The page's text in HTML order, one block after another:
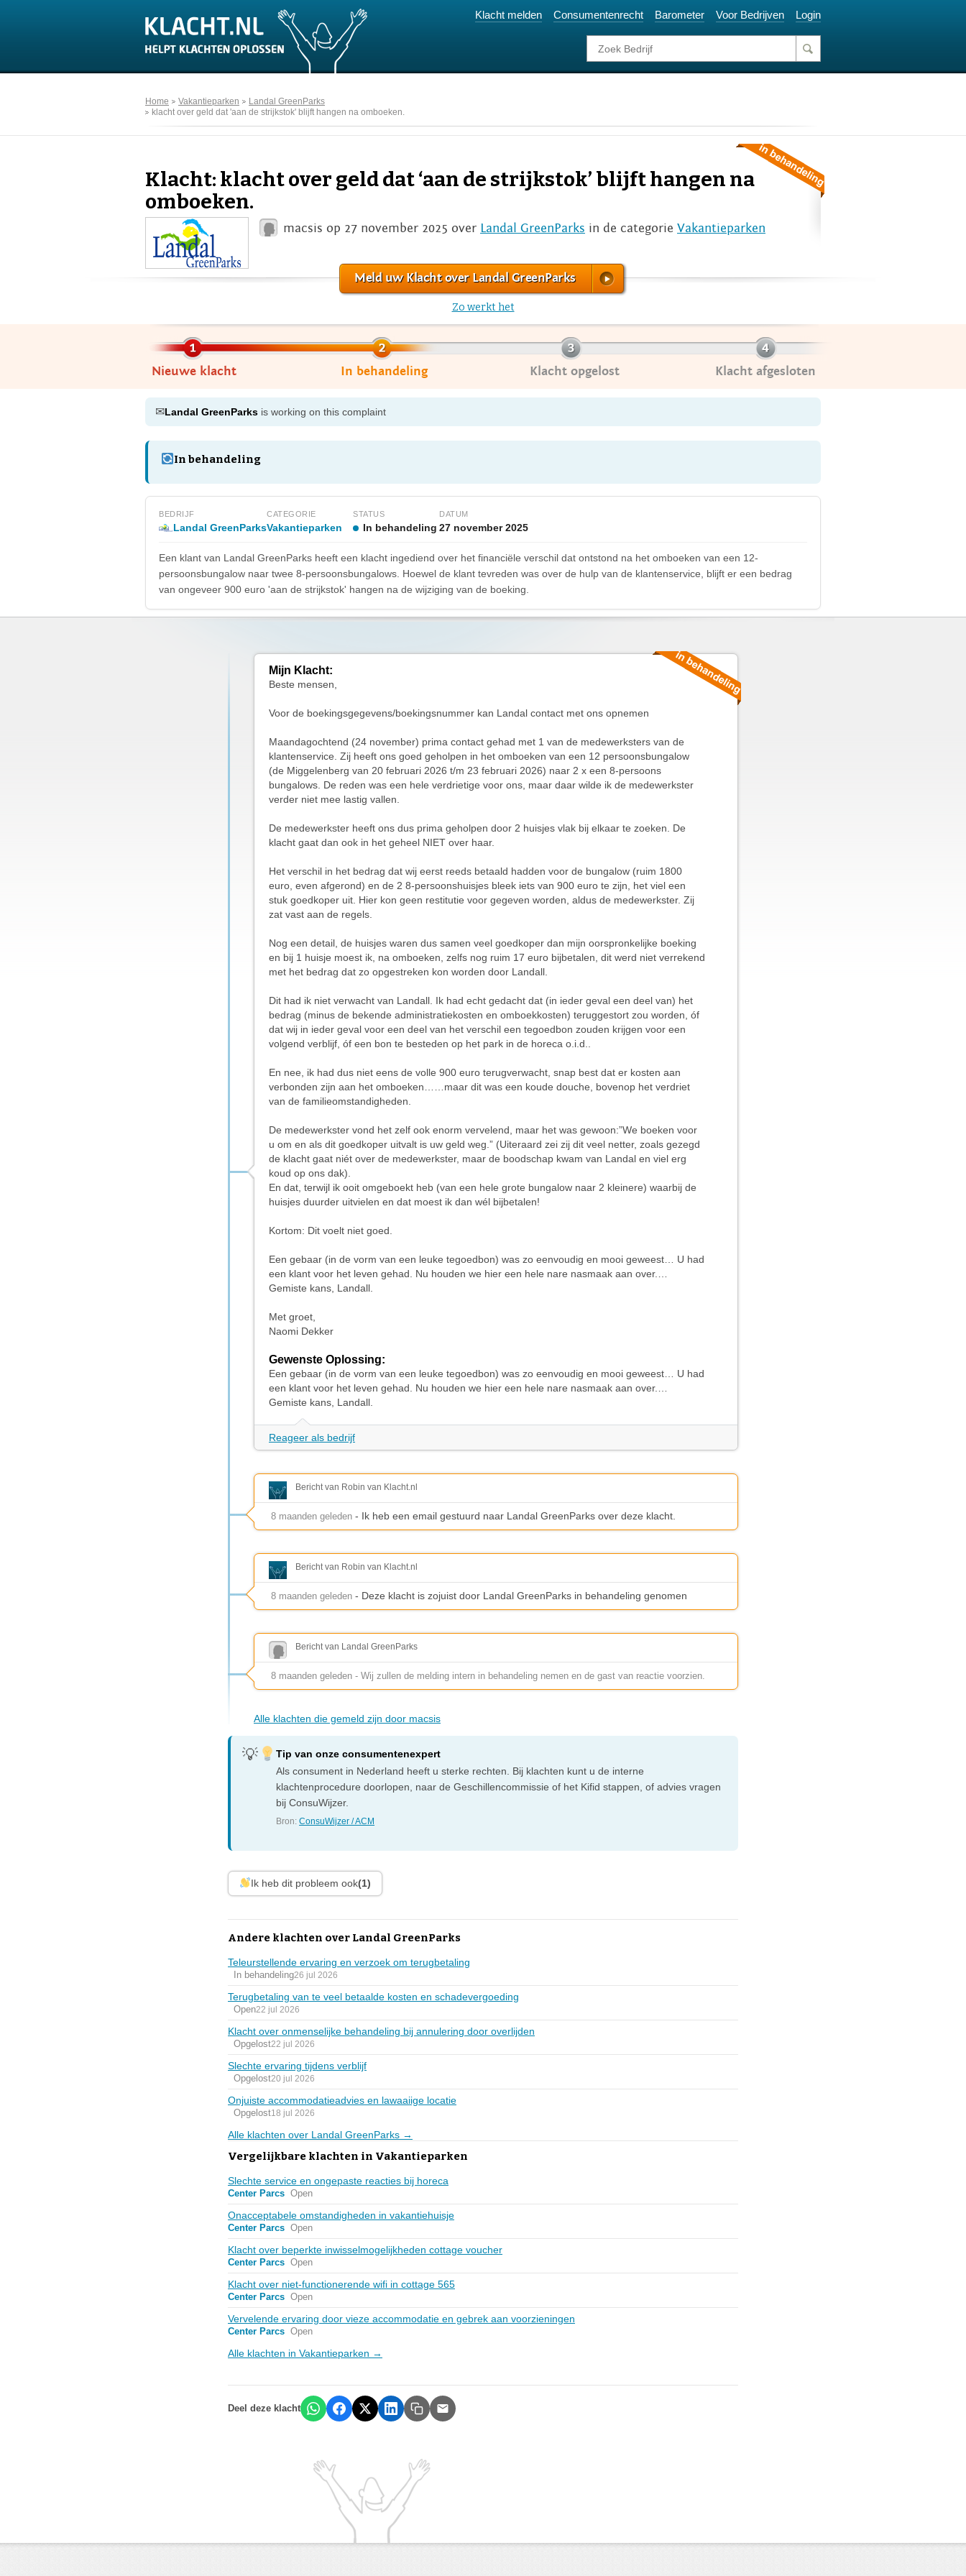
Klacht melden Consumentenrecht Barometer Voor Bedrijven Login
Home Vakantieparken
Landal GreenParks
klacht over geld dat 'aan de strijkstok' blijft hangen na omboeken.
Klacht: klacht over geld dat ‘aan de strijkstok’ blijft hangen na
omboeken.
macsis op 27 november 2025 over Landal GreenParks in de categorie Vakantieparken
Meld uw Klacht over Landal GreenParks
Zo werkt het
Nieuwe klacht In behandeling Klacht opgelost Klacht afgesloten
✉Landal GreenParks is working on this complaint
In behandeling
BEDRIJF
Landal GreenParks
CATEGORIE
Vakantieparken
STATUS
In behandeling
DATUM
27 november 2025
Een klant van Landal GreenParks heeft een klacht ingediend over het financiële verschil dat ontstond na het omboeken van een 12-
persoonsbungalow naar twee 8-persoonsbungalows. Hoewel de klant tevreden was over de hulp van de klantenservice, blijft er een bedrag
van ongeveer 900 euro 'aan de strijkstok' hangen na de wijziging van de boeking.
Mijn Klacht:
Beste mensen,
Voor de boekingsgegevens/boekingsnummer kan Landal contact met ons opnemen
Maandagochtend (24 november) prima contact gehad met 1 van de medewerksters van de
klantenservice. Zij heeft ons goed geholpen in het omboeken van een 12 persoonsbungalow
(de Miggelenberg van 20 februari 2026 t/m 23 februari 2026) naar 2 x een 8-persoons
bungalows. De reden was een hele verdrietige voor ons, maar daar wilde ik de medewerkster
verder niet mee lastig vallen.
De medewerkster heeft ons dus prima geholpen door 2 huisjes vlak bij elkaar te zoeken. De
klacht gaat dan ook in het geheel NIET over haar.
Het verschil in het bedrag dat wij eerst reeds betaald hadden voor de bungalow (ruim 1800
euro, even afgerond) en de 2 8-persoonshuisjes bleek iets van 900 euro te zijn, het viel een
stuk goedkoper uit. Hier kon geen restitutie voor gegeven worden, aldus de medewerkster. Zij
zat vast aan de regels.
Nog een detail, de huisjes waren dus samen veel goedkoper dan mijn oorspronkelijke boeking
en bij 1 huisje moest ik, na omboeken, zelfs nog ruim 17 euro bijbetalen, dit werd niet verrekend
met het bedrag dat zo opgestreken kon worden door Landall.
Dit had ik niet verwacht van Landall. Ik had echt gedacht dat (in ieder geval een deel van) het
bedrag (minus de bekende administratiekosten en omboekkosten) teruggestort zou worden, óf
dat wij in ieder geval voor een deel van het verschil een tegoedbon zouden krijgen voor een
volgend verblijf, óf een bon te besteden op het park in de horeca o.i.d..
En nee, ik had dus niet eens de volle 900 euro terugverwacht, snap best dat er kosten aan
verbonden zijn aan het omboeken……maar dit was een koude douche, bovenop het verdriet
van de familieomstandigheden.
De medewerkster vond het zelf ook enorm vervelend, maar het was gewoon:”We boeken voor
u om en als dit goedkoper uitvalt is uw geld weg.” (Uiteraard zei zij dit veel netter, zoals gezegd
de klacht gaat niét over de medewerkster, maar de boodschap kwam van Landal en viel erg
koud op ons dak).
En dat, terwijl ik ooit omgeboekt heb (van een hele grote bungalow naar 2 kleinere) waarbij de
huisjes duurder uitvielen en dat moest ik dan wél bijbetalen!
Kortom: Dit voelt niet goed.
Een gebaar (in de vorm van een leuke tegoedbon) was zo eenvoudig en mooi geweest… U had
een klant voor het leven gehad. Nu houden we hier een hele nare nasmaak aan over.…
Gemiste kans, Landall.
Met groet,
Naomi Dekker
Gewenste Oplossing:
Een gebaar (in de vorm van een leuke tegoedbon) was zo eenvoudig en mooi geweest… U had
een klant voor het leven gehad. Nu houden we hier een hele nare nasmaak aan over.…
Gemiste kans, Landall.
Reageer als bedrijf
Bericht van Robin van Klacht.nl
8 maanden geleden - Ik heb een email gestuurd naar Landal GreenParks over deze klacht.
Bericht van Robin van Klacht.nl
8 maanden geleden - Deze klacht is zojuist door Landal GreenParks in behandeling genomen
Bericht van Landal GreenParks
8 maanden geleden - Wij zullen de melding intern in behandeling nemen en de gast van reactie voorzien.
Alle klachten die gemeld zijn door macsis
Tip van onze consumentenexpert
Als consument in Nederland heeft u sterke rechten. Bij klachten kunt u de interne
klachtenprocedure doorlopen, naar de Geschillencommissie of het Kifid stappen, of advies vragen
bij ConsuWijzer.
Bron:ConsuWijzer / ACM
Ik heb dit probleem ook(1)
Andere klachten over Landal GreenParks
Teleurstellende ervaring en verzoek om terugbetaling
In behandeling26 jul 2026
Terugbetaling van te veel betaalde kosten en schadevergoeding
Open22 jul 2026
Klacht over onmenselijke behandeling bij annulering door overlijden
Opgelost22 jul 2026
Slechte ervaring tijdens verblijf
Opgelost20 jul 2026
Onjuiste accommodatieadvies en lawaaiige locatie
Opgelost18 jul 2026
Alle klachten over Landal GreenParks →
Vergelijkbare klachten in Vakantieparken
Slechte service en ongepaste reacties bij horeca
Center Parcs Open
Onacceptabele omstandigheden in vakantiehuisje
Center Parcs Open
Klacht over beperkte inwisselmogelijkheden cottage voucher
Center Parcs Open
Klacht over niet-functionerende wifi in cottage 565
Center Parcs Open
Vervelende ervaring door vieze accommodatie en gebrek aan voorzieningen
Center Parcs Open
Alle klachten in Vakantieparken →
Deel deze klacht